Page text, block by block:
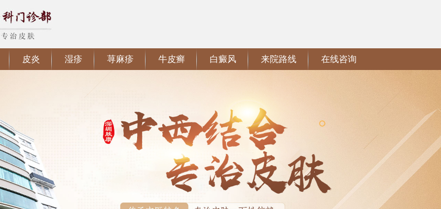
皮炎 湿疹 荨麻疹 牛皮癣 白癜风 来院路线 在线咨询